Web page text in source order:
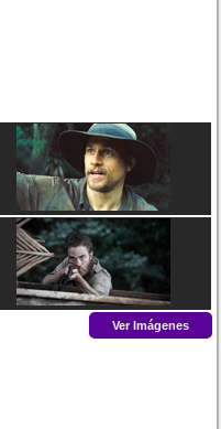
Ver Imágenes